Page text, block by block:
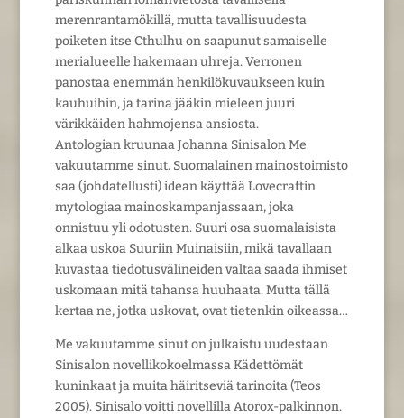
merenrantamökillä, mutta tavallisuudesta
poiketen itse Cthulhu on saapunut samaiselle
merialueelle hakemaan uhreja. Verronen
panostaa enemmän henkilökuvaukseen kuin
kauhuihin, ja tarina jääkin mieleen juuri
värikkäiden hahmojensa ansiosta.
Antologian kruunaa Johanna Sinisalon Me
vakuutamme sinut. Suomalainen mainostoimisto
saa (johdatellusti) idean käyttää Lovecraftin
mytologiaa mainoskampanjassaan, joka
onnistuu yli odotusten. Suuri osa suomalaisista
alkaa uskoa Suuriin Muinaisiin, mikä tavallaan
kuvastaa tiedotusvälineiden valtaa saada ihmiset
uskomaan mitä tahansa huuhaata. Mutta tällä
kertaa ne, jotka uskovat, ovat tietenkin oikeassa…
Me vakuutamme sinut on julkaistu uudestaan
Sinisalon novellikokoelmassa Kädettömät
kuninkaat ja muita häiritseviä tarinoita (Teos
2005). Sinisalo voitti novellilla Atorox-palkinnon.